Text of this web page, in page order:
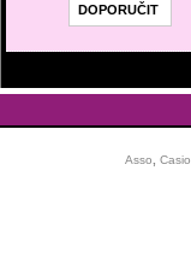
Asso
Casio